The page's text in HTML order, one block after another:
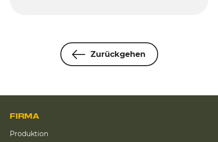
Zurückgehen
FIRMA
Produktion